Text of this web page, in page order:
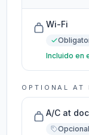
Wi-Fi
Incluido en
OPTIONAL AT
A/C at
Opcional